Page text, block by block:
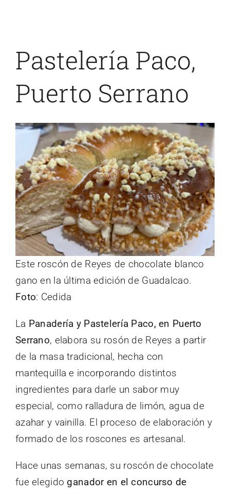
Pastelería Paco,
Puerto Serrano
Este roscón de Reyes de chocolate blanco
gano en la última edición de Guadalcao.
Foto: Cedida
La Panadería y Pastelería Paco, en Puerto
Serrano, elabora su rosón de Reyes a partir
de la masa tradicional, hecha con
mantequilla e incorporando distintos
ingredientes para darle un sabor muy
especial, como ralladura de limón, agua de
azahar y vainilla. El proceso de elaboración y
formado de los roscones es artesanal.
Hace unas semanas, su roscón de chocolate
fue elegido ganador en el concurso de